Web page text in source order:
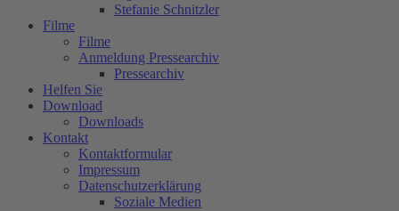
Stefanie Schnitzler
Filme
Filme
Anmeldung Pressearchiv
Pressearchiv
Helfen Sie
Download
Downloads
Kontakt
Kontaktformular
Impressum
Datenschutzerklärung
Soziale Medien